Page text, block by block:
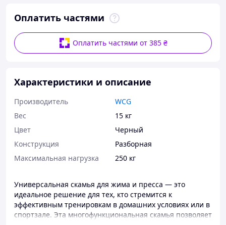
Оплатить частями
Оплатить частями от 385 ₴
Характеристики и описание
Производитель
WCG
Вес
15 кг
Цвет
Черный
Конструкция
Разборная
Максимальная нагрузка
250 кг
Универсальная скамья для жима и пресса — это
идеальное решение для тех, кто стремится к
эффективным тренировкам в домашних условиях или в
спортзале. Эта многофункциональная скамья позволяет